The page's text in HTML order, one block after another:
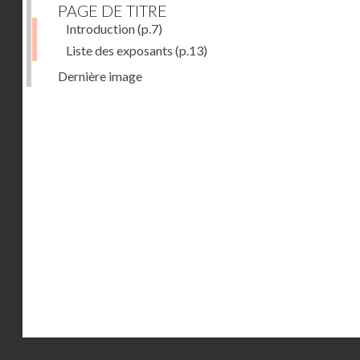
PAGE DE TITRE
Introduction(p.7)
Liste des exposants (p.13)
Dernière image